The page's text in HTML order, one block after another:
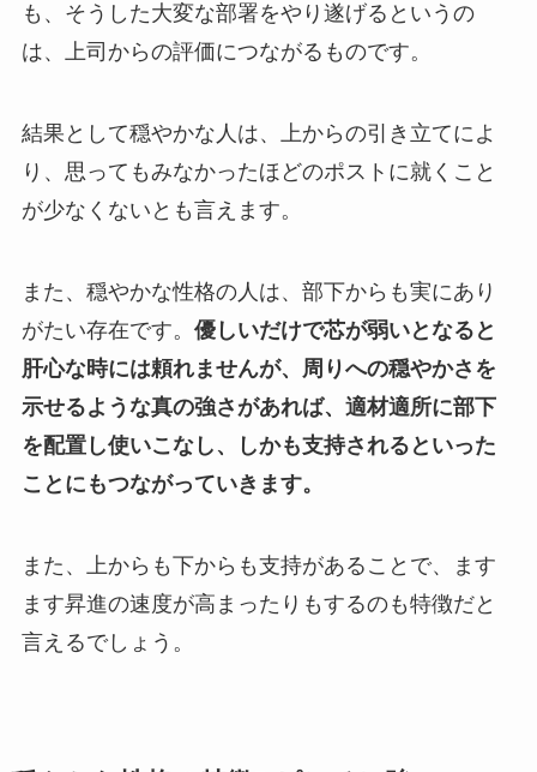
も、そうした大変な部署をやり遂げるというの
は、上司からの評価につながるものです。
結果として穏やかな人は、上からの引き立てによ
り、思ってもみなかったほどのポストに就くこと
が少なくないとも言えます。
また、穏やかな性格の人は、部下からも実にあり
がたい存在です。 優しいだけで芯が弱いとなると
肝心な時には頼れませんが、周りへの穏やかさを
示せるような真の強さがあれば、適材適所に部下
を配置し使いこなし、しかも支持されるといった
ことにもつながっていきます。
また、上からも下からも支持があることで、ます
ます昇進の速度が高まったりもするのも特徴だと
言えるでしょう。